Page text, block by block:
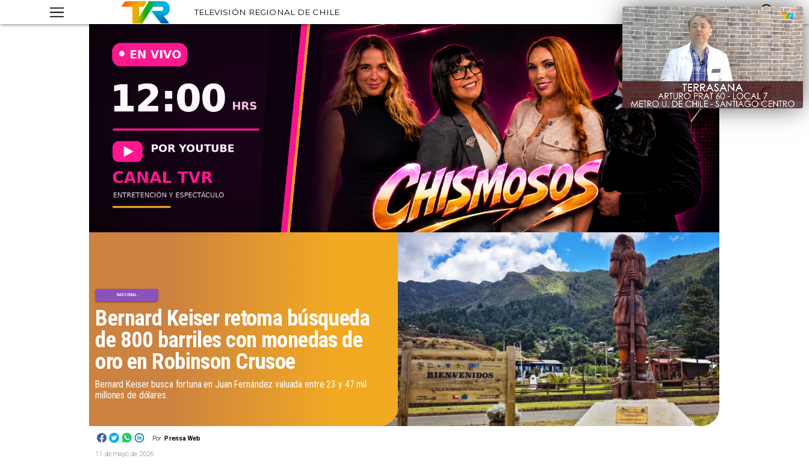
TELEVISIÓN REGIONAL DE CHILE
Por Prensa Web
Bernard Keiser retoma búsqueda
de 800 barriles con monedas de
oro en Robinson Crusoe
NACIONAL
Bernard Keiser busca fortuna en Juan Fernández valuada entre 23 y 47 mil
millones de dólares.
11 de mayo de 2026